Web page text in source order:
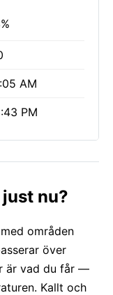
AM
PM
nu?
områden
över
är vad du får —
Kallt och